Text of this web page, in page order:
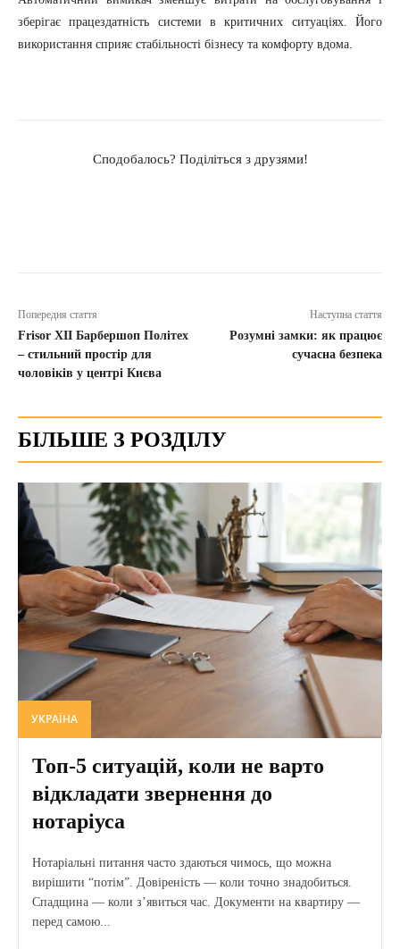
зберігає працездатність системи в критичних ситуаціях. Його
використання сприяє стабільності бізнесу та комфорту вдома.
Сподобалось? Поділіться з друзями!
Попередня стаття
Frisor XII Барбершоп Політех
– стильний простір для
чоловіків у центрі Києва
Наступна стаття
Розумні замки: як працює
сучасна безпека
БІЛЬШЕ З РОЗДІЛУ
УКРАЇНА
Топ-5 ситуацій, коли не варто
відкладати звернення до
нотаріуса
Нотаріальні питання часто здаються чимось, що можна
вирішити “потім”. Довіреність — коли точно знадобиться.
Спадщина — коли з’явиться час. Документи на квартиру —
перед самою...